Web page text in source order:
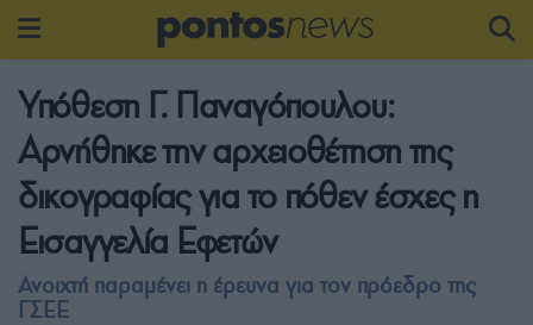
Υπόθεση Γ. Παναγόπουλου:
Αρνήθηκε την αρχειοθέτηση της
δικογραφίας για το πόθεν έσχες η
Εισαγγελία Εφετών
Ανοιχτή παραμένει η έρευνα για τον πρόεδρο της
ΓΣΕΕ